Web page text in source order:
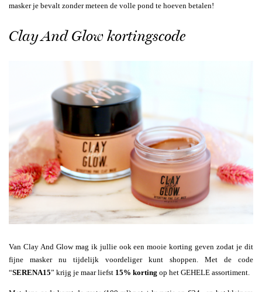
masker je bevalt zonder meteen de volle pond te hoeven betalen!
Clay And Glow kortingscode
Van Clay And Glow mag ik jullie ook een mooie korting geven zodat je dit
fijne masker nu tijdelijk voordeliger kunt shoppen. Met de code
“SERENA15” krijg je maar liefst 15% korting op het GEHELE assortiment.